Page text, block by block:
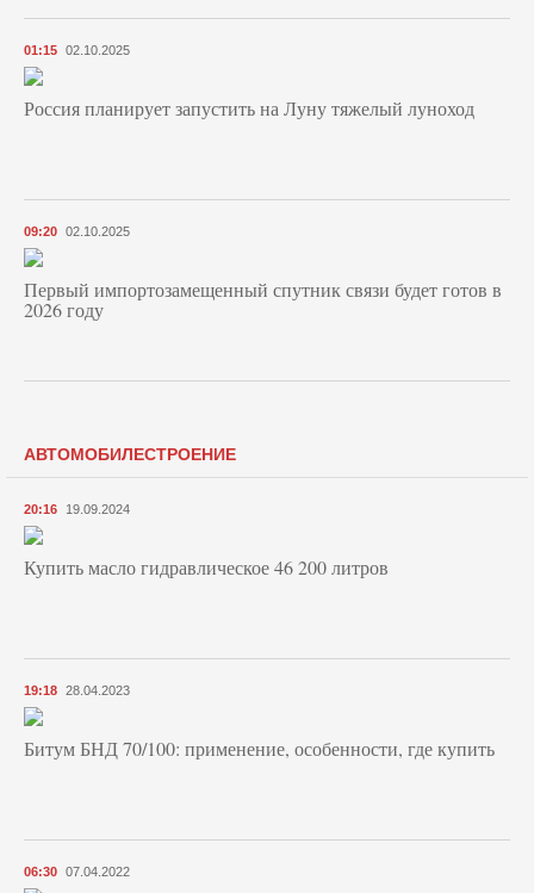
01:15 02.10.2025
Россия планирует запустить на Луну тяжелый луноход
09:20 02.10.2025
Первый импортозамещенный спутник связи будет готов в
2026 году
АВТОМОБИЛЕСТРОЕНИЕ
20:16 19.09.2024
Купить масло гидравлическое 46 200 литров
19:18 28.04.2023
Битум БНД 70/100: применение, особенности, где купить
06:30 07.04.2022